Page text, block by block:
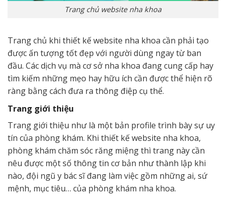
Trang chủ website nha khoa
Trang chủ khi thiết kế website nha khoa cần phải tạo
được ấn tượng tốt đẹp với người dùng ngay từ ban
đầu. Các dịch vụ mà cơ sở nha khoa đang cung cấp hay
tìm kiếm những mẹo hay hữu ích cần được thể hiện rõ
ràng bằng cách đưa ra thông điệp cụ thể.
Trang giới thiệu
Trang giới thiệu như là một bản profile trình bày sự uy
tín của phòng khám. Khi thiết kế website nha khoa,
phòng khám chăm sóc răng miệng thì trang này cần
nêu được một số thông tin cơ bản như thành lập khi
nào, đội ngũ y bác sĩ đang làm việc gồm những ai, sứ
mệnh, mục tiêu… của phòng khám nha khoa.